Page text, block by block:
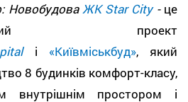
НовобудоваЖК Star City- це
проект
і «Київміськбуд», який
8 будинків комфорт-класу,
внутрішнім простором і